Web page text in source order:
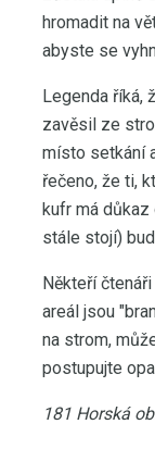
hromadit na
abyste se
Legenda říká,
zavěsil ze
místo setkání
řečeno, že ti,
kufr má důkaz
stále stojí)
Někteří
areál jsou
na strom,
postupujte
181 Horská